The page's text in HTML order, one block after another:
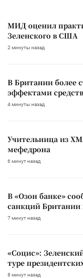
МИД оценил
Зеленского в США
2 минуты назад
В Британии более
эффектами
4 минуты назад
Учительница из
мефедрона
6 минут назад
В «Озон банке»
санкций Британии
7 минут назад
«Социс»:
туре
8 минут назад